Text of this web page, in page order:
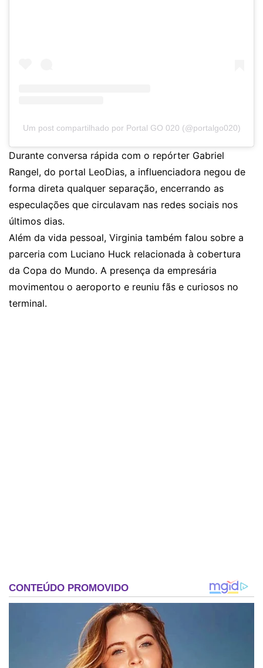
Um post compartilhado por Portal GO 020 (@portalgo020)
Durante conversa rápida com o repórter Gabriel
Rangel, do portal LeoDias, a influenciadora negou de
forma direta qualquer separação, encerrando as
especulações que circulavam nas redes sociais nos
últimos dias.
Além da vida pessoal, Virginia também falou sobre a
parceria com Luciano Huck relacionada à cobertura
da Copa do Mundo. A presença da empresária
movimentou o aeroporto e reuniu fãs e curiosos no
terminal.